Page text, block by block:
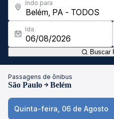
Indo para
Ida
Buscar
Passagens de ônibus
São Paulo Belém
Quinta-feira, 06 de Agosto